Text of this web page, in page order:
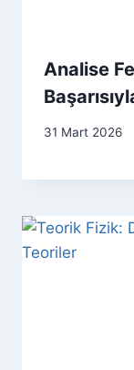
Analise
31 Mart 2026